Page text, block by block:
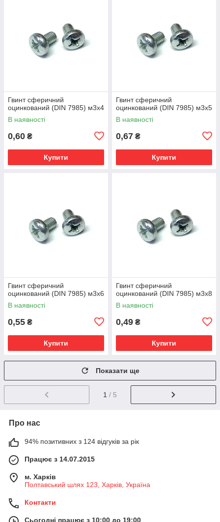
Гвинт сферичний
оцинкований (DIN 7985) м3х4
В наявності
0,60 ₴
Купити
Гвинт сферичний
оцинкований (DIN 7985) м3х5
В наявності
0,67 ₴
Купити
Гвинт сферичний
оцинкований (DIN 7985) м3х6
В наявності
0,55 ₴
Купити
Гвинт сферичний
оцинкований (DIN 7985) м3х8
В наявності
0,49 ₴
Купити
Показати ще
1 / 5
Про нас
94% позитивних з 124 відгуків за рік
Працює з 14.07.2015
м. Харків
Полтавський шлях 123, Харків, Україна
Контакти
Сьогодні працює з 10:00 до 19:00